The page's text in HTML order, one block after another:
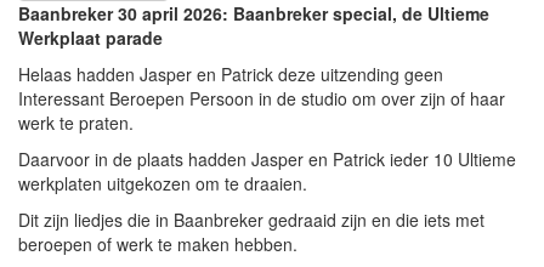
Baanbreker 30 april 2026: Baanbreker special, de Ultieme
Werkplaat parade
Helaas hadden Jasper en Patrick deze uitzending geen
Interessant Beroepen Persoon in de studio om over zijn of haar
werk te praten.
Daarvoor in de plaats hadden Jasper en Patrick ieder 10 Ultieme
werkplaten uitgekozen om te draaien.
Dit zijn liedjes die in Baanbreker gedraaid zijn en die iets met
beroepen of werk te maken hebben.